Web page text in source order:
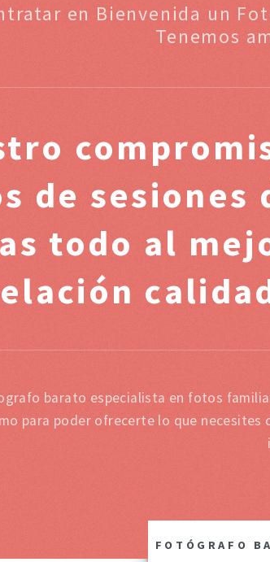
en Bienvenida un
Tenemos
de
todo al
barato especialista en fotos
para poder ofrecerte lo que
FOTÓGRAFO